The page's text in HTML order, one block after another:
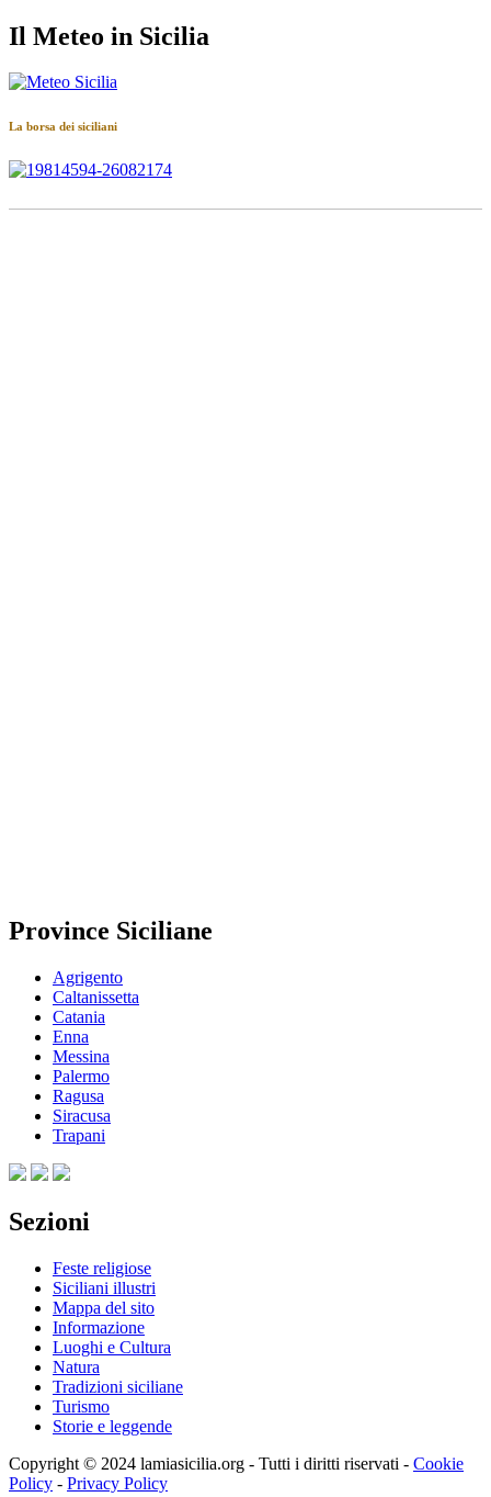
Il Meteo in Sicilia
La borsa dei siciliani
Province Siciliane
Agrigento
Caltanissetta
Catania
Enna
Messina
Palermo
Ragusa
Siracusa
Trapani
Sezioni
Feste religiose
Siciliani illustri
Mappa del sito
Informazione
Luoghi e Cultura
Natura
Tradizioni siciliane
Turismo
Storie e leggende
Copyright © 2024 lamiasicilia.org - Tutti i diritti riservati - Cookie
Policy - Privacy Policy